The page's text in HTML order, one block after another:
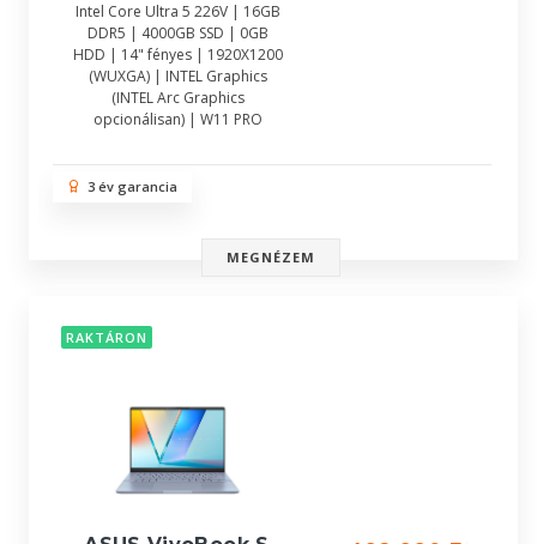
Intel Core Ultra 5 226V | 16GB
DDR5 | 4000GB SSD | 0GB
HDD | 14" fényes | 1920X1200
(WUXGA) | INTEL Graphics
(INTEL Arc Graphics
opcionálisan) | W11 PRO
3 év garancia
MEGNÉZEM
RAKTÁRON